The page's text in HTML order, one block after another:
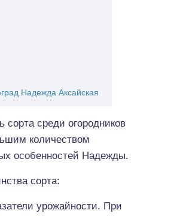
Надежда Аксайская
сорта среди огородников
количеством
особенностей Надежды.
сорта:
урожайности. При